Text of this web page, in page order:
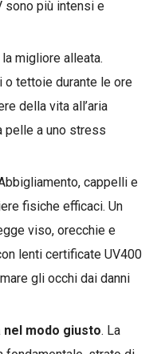
sono più intensi e
la migliore alleata.
o tettoie durante le ore
della vita all’aria
pelle a uno stress
cappelli e
fisiche efficaci. Un
viso, orecchie e
lenti certificate UV400
gli occhi dai danni
nel modo giusto. La